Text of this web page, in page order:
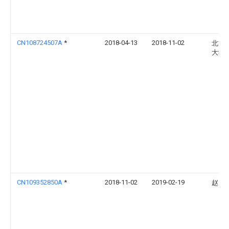
CN108724507A * 2018-04-13 2018-11-02
北方
大学
CN109352850A * 2018-11-02 2019-02-19 赵虎